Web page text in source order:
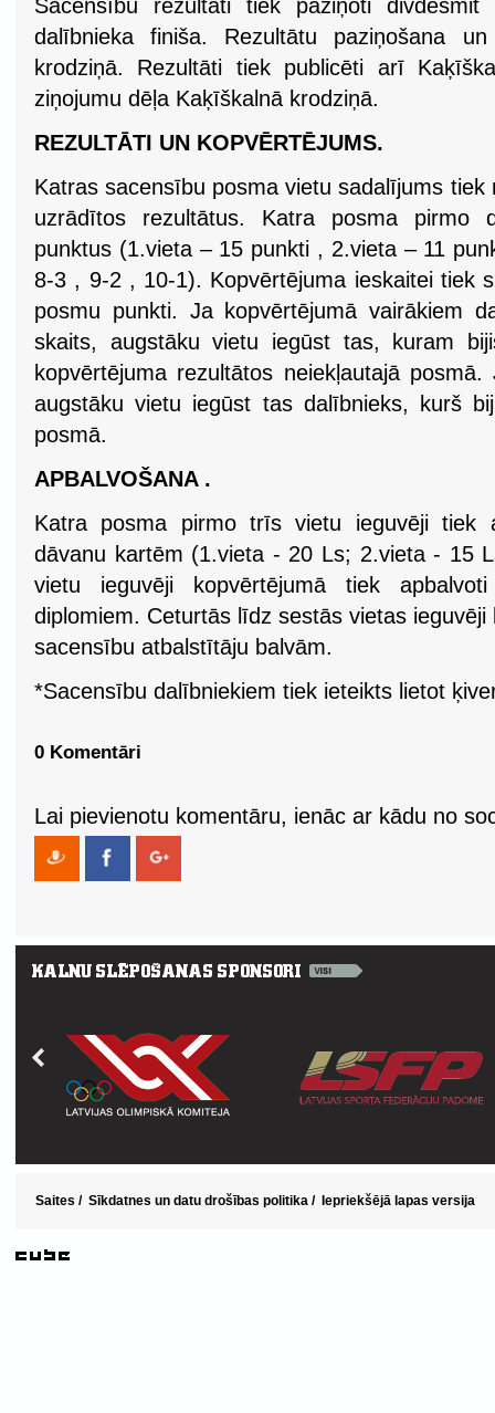
Sacensību rezultāti tiek paziņoti
dalībnieka finiša. Rezultātu paziņošana
krodziņā. Rezultāti tiek publicēti arī
ziņojumu dēļa Kaķīškalnā krodziņā.
REZULTĀTI UN KOPVĒRTĒJUMS.
Katras sacensību posma vietu sadalījums
uzrādītos rezultātus. Katra posma pirmo
punktus (1.vieta – 15 punkti , 2.vieta – 11
8-3 , 9-2 , 10-1). Kopvērtējuma ieskaitei tiek
posmu punkti. Ja kopvērtējumā vairākiem
skaits, augstāku vietu iegūst tas, kuram
kopvērtējuma rezultātos neiekļautajā
augstāku vietu iegūst tas dalībnieks, kurš
posmā.
APBALVOŠANA .
Katra posma pirmo trīs vietu ieguvēji tiek
dāvanu kartēm (1.vieta - 20 Ls; 2.vieta - 15
vietu ieguvēji kopvērtējumā tiek
diplomiem. Ceturtās līdz sestās vietas
sacensību atbalstītāju balvām.
*Sacensību dalībniekiem tiek ieteikts lietot
0 Komentāri
Lai pievienotu komentāru, ienāc ar kādu no
Saites / Sīkdatnes un datu drošības politika / Iepriekšējā lapas versija